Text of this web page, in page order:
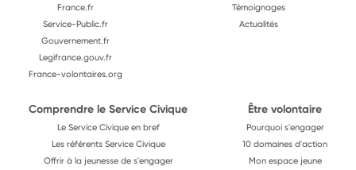
France.fr
Service-Public.fr
Gouvernement.fr
Legifrance.gouv.fr
France-volontaires.org
Témoignages
Actualités
Comprendre le Service Civique
Le Service Civique en bref
Les référents Service Civique
Offrir à la jeunesse de s'engager
Être volontaire
Pourquoi s'engager
10 domaines d'action
Mon espace jeune